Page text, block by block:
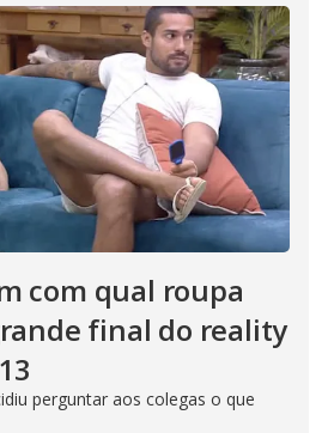
com qual roupa
final do reality
perguntar aos colegas o que